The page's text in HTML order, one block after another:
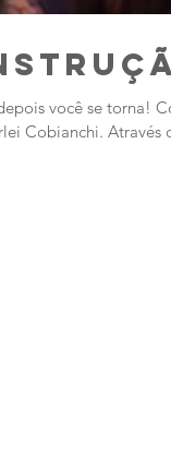
você se torna!
Cobianchi. Através